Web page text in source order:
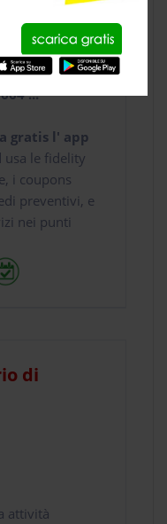
e :
Da ...
...
gratis l' app
usa le fidelity
i coupons
preventivi, e
nei punti
di
attività